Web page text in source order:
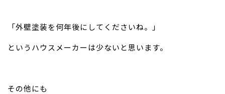
「外壁塗装を何年後にしてくださいね。」
というハウスメーカーは少ないと思います。
その他にも